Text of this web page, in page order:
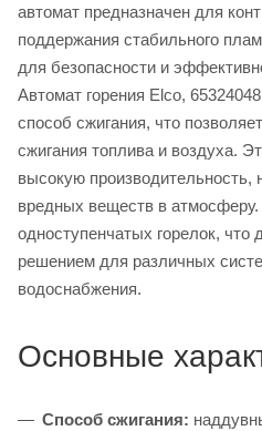
автомат предназначен для
поддержания стабильного
для безопасности и
Автомат горения Elco,
способ сжигания, что
сжигания топлива и воздуха.
высокую
вредных веществ в
одноступенчатых горелок, что
решением для различных
водоснабжения.
Основные
Способ сжигания: